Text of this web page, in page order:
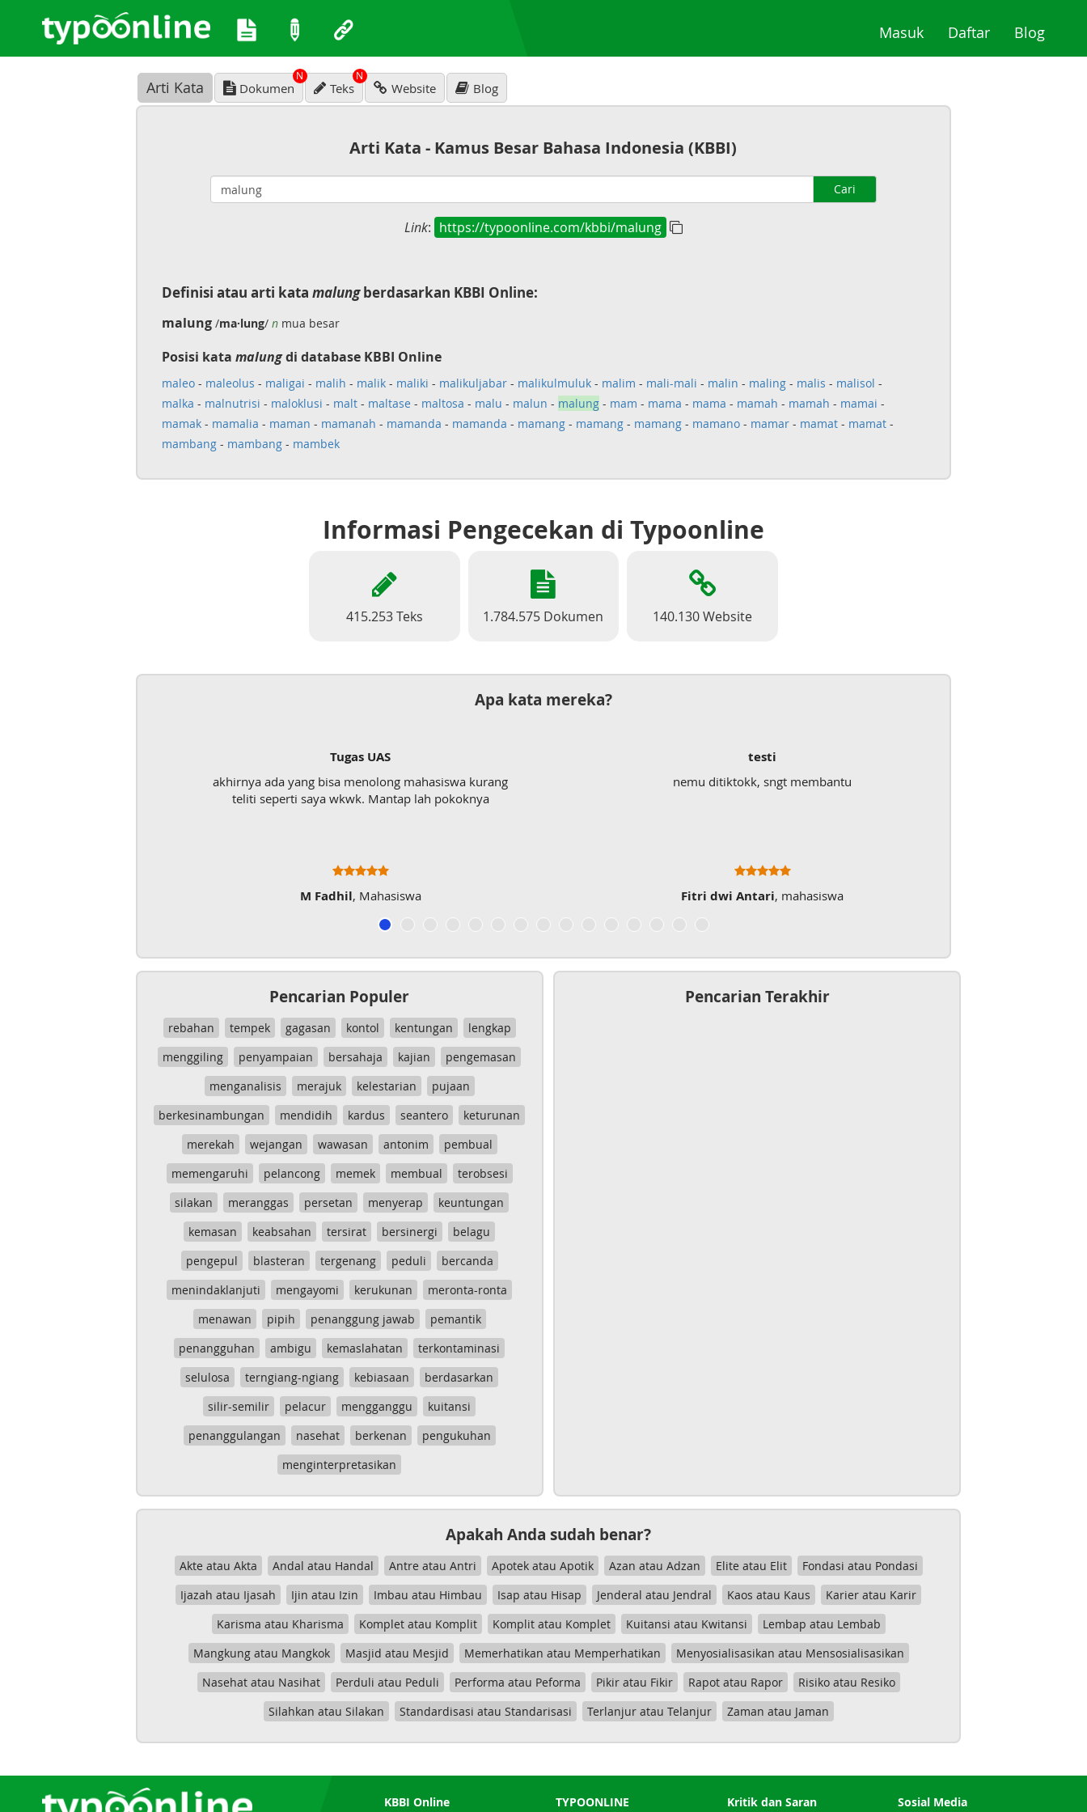
Masuk(current)
Daftar(current)
Blog
Arti Kata Dokumen
N
Teks
N
Website Blog
Arti Kata - Kamus Besar Bahasa Indonesia (KBBI)
Cari
Link: https://typoonline.com/kbbi/malung
Definisi atau arti kata malungberdasarkan KBBI Online:
malung/ma·lung/ nmua besar
Posisi kata malungdi database KBBI Online
maleo- maleolus - maligai - malih - malik- maliki - malikuljabar- malikulmuluk- malim - mali-mali - malin - maling- malis - malisol -
malka - malnutrisi - maloklusi - malt- maltase - maltosa - malu - malun - malung- mam - mama - mama - mamah - mamah - mamai -
mamak- mamalia - maman - mamanah - mamanda - mamanda - mamang- mamang- mamang- mamano- mamar- mamat- mamat-
mambang- mambang- mambek
Informasi Pengecekan di Typoonline
415.253 Teks 1.784.575 Dokumen 140.130 Website
Apa kata mereka?
Tugas UAS
akhirnya ada yang bisa menolong mahasiswa kurang
teliti seperti saya wkwk. Mantap lah pokoknya
M Fadhil, Mahasiswa
testi
nemu ditiktokk, sngt membantu
Fitri dwi Antari, mahasiswa
Pencarian Populer
rebahan tempek gagasan kontol kentungan
lengkap
menggiling
penyampaian bersahaja kajian
pengemasan
menganalisis
merajuk kelestarian
pujaan
berkesinambungan
mendidih kardus seantero
keturunan
merekah
wejangan wawasan antonim
pembual
memengaruhi
pelancong memek membual
terobsesi
silakan
meranggas persetan menyerap
keuntungan
kemasan
keabsahan tersirat bersinergi
belagu
pengepul
blasteran tergenang peduli
bercanda
menindaklanjuti
mengayomi kerukunan
meronta-ronta
menawan
pipih penanggung jawab
pemantik
penangguhan
ambigu kemaslahatan
terkontaminasi
selulosa
terngiang-ngiang kebiasaan
berdasarkan
silir-semilir
pelacur mengganggu
kuitansi
penanggulangan
nasehat berkenan
pengukuhan
menginterpretasikan
Pencarian Terakhir
Apakah Anda sudah benar?
Akte atau Akta Andal atau Handal Antre atau Antri Apotek atau Apotik Azan atau Adzan Elite atau Elit
Fondasi atau Pondasi
Ijazah atau Ijasah
Ijin atau Izin Imbau atau Himbau Isap atau Hisap Jenderal atau Jendral Kaos atau Kaus
Karier atau Karir
Karisma atau Kharisma
Komplet atau Komplit Komplit atau Komplet Kuitansi atau Kwitansi
Lembap atau Lembab
Mangkung atau Mangkok
Masjid atau Mesjid Memerhatikan atau Memperhatikan
Menyosialisasikan atau Mensosialisasikan
Nasehat atau Nasihat
Perduli atau Peduli Performa atau Peforma Pikir atau Fikir Rapot atau Rapor
Risiko atau Resiko
Silahkan atau Silakan
Standardisasi atau Standarisasi Terlanjur atau Telanjur Zaman atau Jaman
KBBI Online TYPOONLINE Kritik dan Saran Sosial Media